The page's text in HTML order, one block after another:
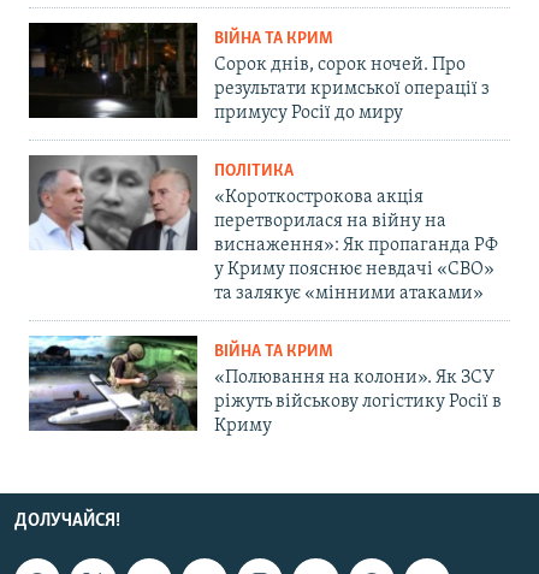
ВІЙНА ТА КРИМ
Сорок днів, сорок ночей. Про
результати кримської операції з
примусу Росії до миру
ПОЛІТИКА
«Короткострокова акція
перетворилася на війну на
виснаження»: Як пропаганда РФ
у Криму пояснює невдачі «СВО»
та залякує «мінними атаками»
ВІЙНА ТА КРИМ
«Полювання на колони». Як ЗСУ
ріжуть військову логістику Росії в
Криму
ДОЛУЧАЙСЯ!